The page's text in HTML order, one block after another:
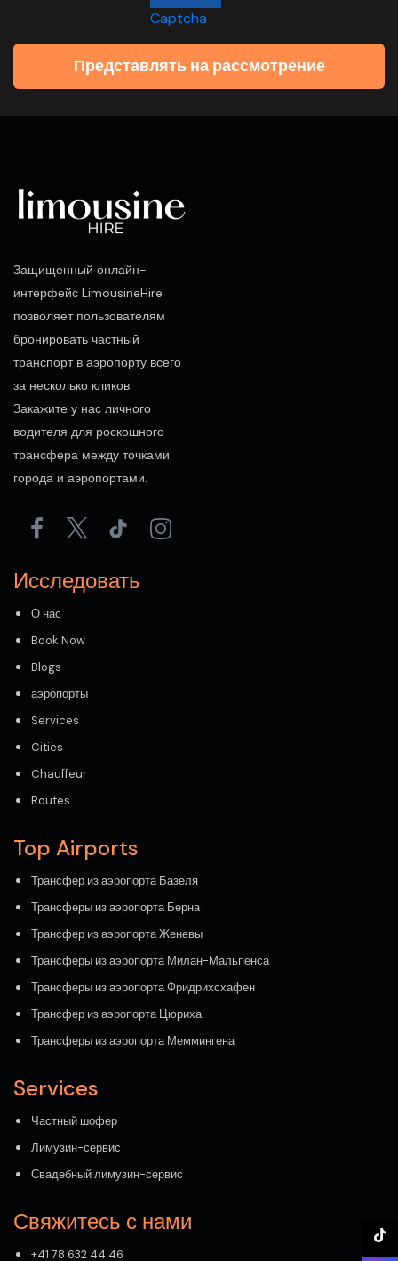
Captcha
Представлять на рассмотрение
Защищенный онлайн-
интерфейс LimousineHire
позволяет пользователям
бронировать частный
транспорт в аэропорту всего
за несколько кликов.
Закажите у нас личного
водителя для роскошного
трансфера между точками
города и аэропортами.
Исследовать
О нас
Book Now
Blogs
аэропорты
Services
Cities
Chauffeur
Routes
Top Airports
Трансфер из аэропорта Базеля
Трансферы из аэропорта Берна
Трансфер из аэропорта Женевы
Трансферы из аэропорта Милан-Мальпенса
Трансферы из аэропорта Фридрихсхафен
Трансфер из аэропорта Цюриха
Трансферы из аэропорта Меммингена
Services
Частный шофер
Лимузин-сервис
Свадебный лимузин-сервис
Свяжитесь с нами
+41 78 632 44 46